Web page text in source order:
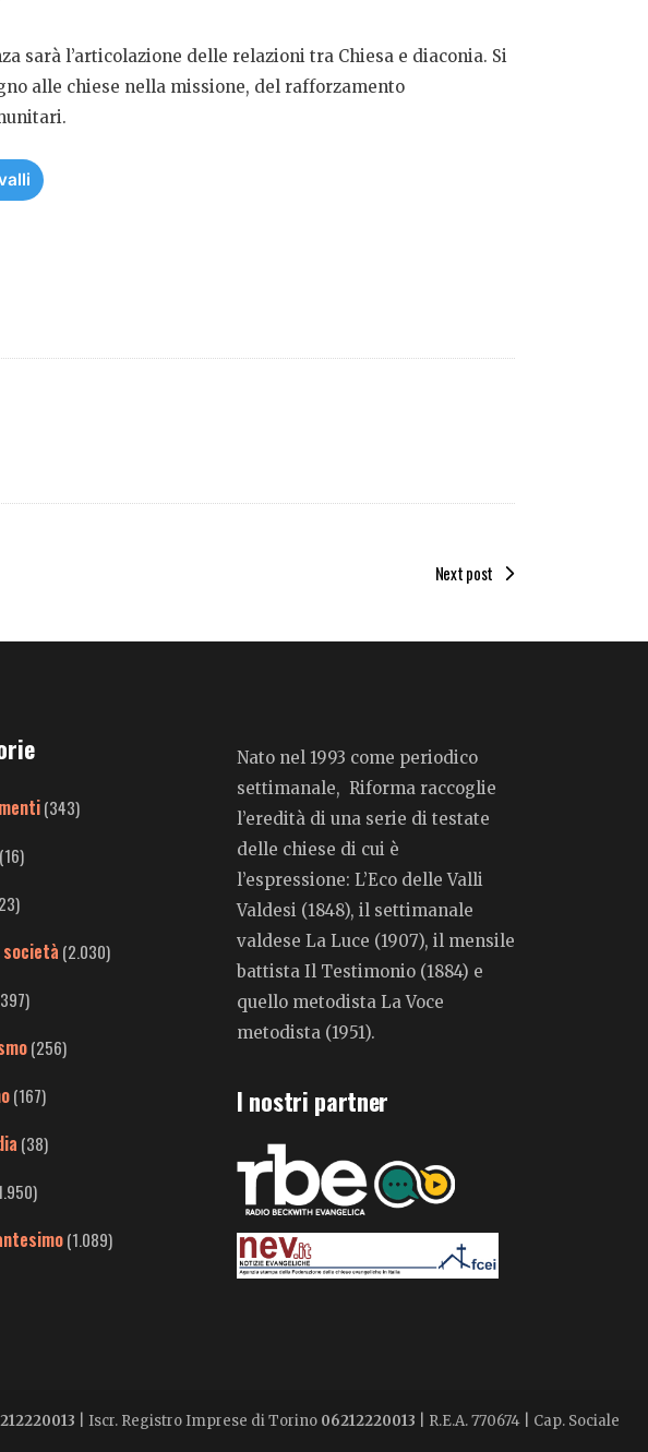
l’articolazione delle relazioni tra Chiesa e diaconia. Si
alle chiese nella missione, del rafforzamento
Next post
(343)
(16)
società (2.030)
(256)
(167)
(38)
(1.089)
Nato nel 1993 come periodico
settimanale, Riforma raccoglie
l’eredità di una serie di testate
delle chiese di cui è
l’espressione: L’Eco delle Valli
Valdesi (1848), il settimanale
valdese La Luce (1907), il mensile
battista Il Testimonio (1884) e
quello metodista La Voce
metodista (1951).
I nostri partner
| Iscr. Registro Imprese di Torino 06212220013 | R.E.A. 770674 | Cap. Sociale